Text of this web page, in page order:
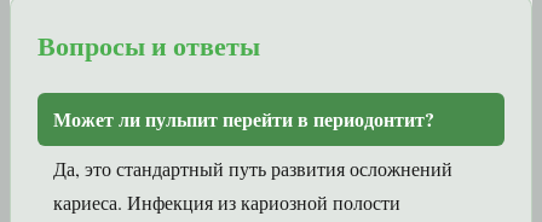
Вопросы и ответы
Может ли пульпит перейти в периодонтит?
Да, это стандартный путь развития осложнений
кариеса. Инфекция из кариозной полости